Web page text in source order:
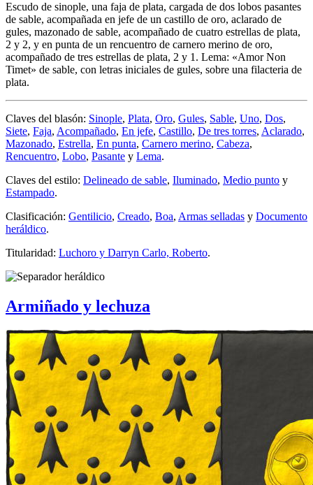
Escudo de sinople, una faja de plata, cargada de dos lobos pasantes
de sable, acompañada en jefe de un castillo de oro, aclarado de
gules, mazonado de sable, acompañado de cuatro estrellas de plata,
2 y 2, y en punta de un rencuentro de carnero merino de oro,
acompañado de tres estrellas de plata, 2 y 1. Lema: «Amor Non
Timet» de sable, con letras iniciales de gules, sobre una filacteria de
plata.
Claves del blasón: Sinople, Plata, Oro, Gules, Sable, Uno, Dos,
Siete, Faja, Acompañado, En jefe, Castillo, De tres torres, Aclarado,
Mazonado, Estrella, En punta, Carnero merino, Cabeza,
Rencuentro, Lobo, Pasante y Lema.
Claves del estilo: Delineado de sable, Iluminado, Medio punto y
Estampado.
Clasificación: Gentilicio, Creado, Boa, Armas selladas y Documento
heráldico.
Titularidad: Luchoro y Darryn Carlo, Roberto.
Armiñado y lechuza